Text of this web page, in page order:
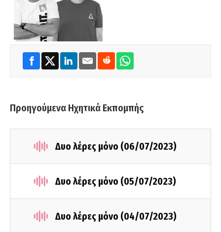
Προηγούμενα Ηχητικά Εκπομπής
Δυο λέρες μόνο (06/07/2023)
Δυο λέρες μόνο (05/07/2023)
Δυο λέρες μόνο (04/07/2023)